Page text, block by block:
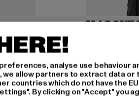
EUR
MJ
analyse use behaviour
allow partners to extract data or
countries which do not have the
By clicking on "Accept" you